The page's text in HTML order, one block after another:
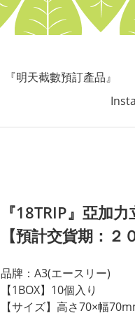
『明天截數預訂產品』
『18TRIP』亞加
【預計交貨期：２
品牌：A3(エースリー)
【1BOX】10個入り
【サイズ】高さ70×幅